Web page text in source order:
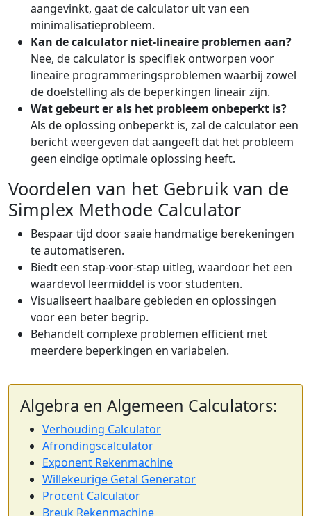
aangevinkt, gaat de calculator uit van een
minimalisatieprobleem.
Kan de calculator niet-lineaire problemen aan?
Nee, de calculator is specifiek ontworpen voor
lineaire programmeringsproblemen waarbij zowel
de doelstelling als de beperkingen lineair zijn.
Wat gebeurt er als het probleem onbeperkt is?
Als de oplossing onbeperkt is, zal de calculator een
bericht weergeven dat aangeeft dat het probleem
geen eindige optimale oplossing heeft.
Voordelen van het Gebruik van de
Simplex Methode Calculator
Bespaar tijd door saaie handmatige berekeningen
te automatiseren.
Biedt een stap-voor-stap uitleg, waardoor het een
waardevol leermiddel is voor studenten.
Visualiseert haalbare gebieden en oplossingen
voor een beter begrip.
Behandelt complexe problemen efficiënt met
meerdere beperkingen en variabelen.
Algebra en Algemeen Calculators:
Verhouding Calculator
Afrondingscalculator
Exponent Rekenmachine
Willekeurige Getal Generator
Procent Calculator
Breuk Rekenmachine